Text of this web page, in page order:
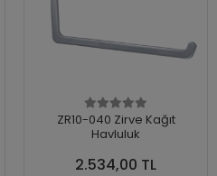
ZR10-040 Zirve Kağıt
Havluluk
2.534,00 TL